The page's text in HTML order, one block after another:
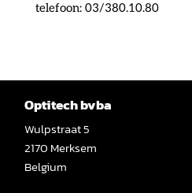
telefoon: 03/380.10.80
Optitech bvba
Wulpstraat 5
2170 Merksem
Belgium